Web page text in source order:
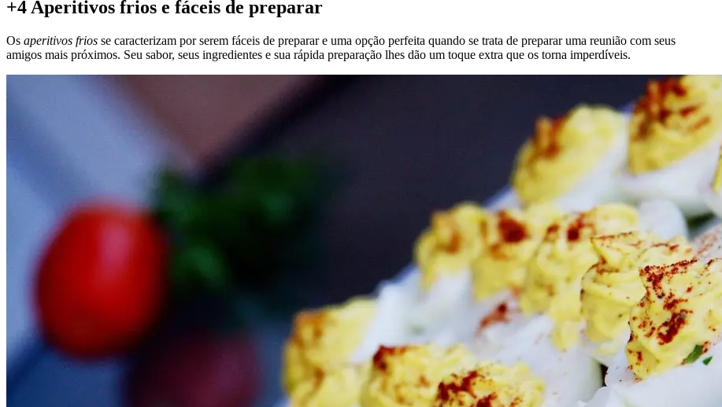
+4 Aperitivos frios e fáceis de preparar
Os aperitivos frios se caracterizam por serem fáceis de preparar e uma opção perfeita quando se trata de preparar uma reunião com seus
amigos mais próximos. Seu sabor, seus ingredientes e sua rápida preparação lhes dão um toque extra que os torna imperdíveis.